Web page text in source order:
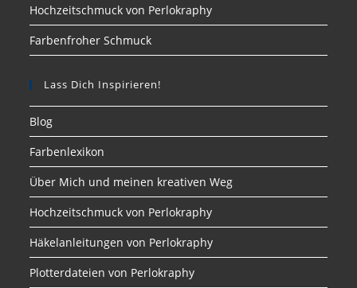
Hochzeitschmuck von Perlokraphy
Farbenfroher Schmuck
Lass Dich Inspirieren!
Blog
Farbenlexikon
Über Mich und meinen kreativen Weg
Hochzeitschmuck von Perlokraphy
Häkelanleitungen von Perlokraphy
Plotterdateien von Perlokraphy